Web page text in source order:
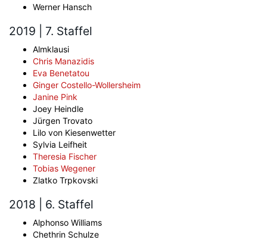
Werner Hansch
2019 | 7. Staffel
Almklausi
Chris Manazidis
Eva Benetatou
Ginger Costello-Wollersheim
Janine Pink
Joey Heindle
Jürgen Trovato
Lilo von Kiesenwetter
Sylvia Leifheit
Theresia Fischer
Tobias Wegener
Zlatko Trpkovski
2018 | 6. Staffel
Alphonso Williams
Chethrin Schulze